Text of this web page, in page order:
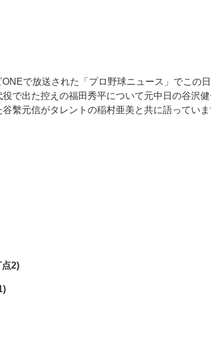
で放送された「プロ野球ニュース」でこの
役で出た控えの福田秀平について元中日の谷沢
繫元信がタレントの稲村亜美と共に語っていま
点2)